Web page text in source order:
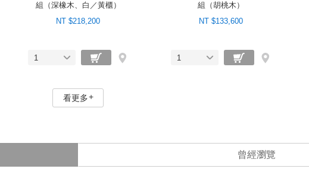
組（深橡木、白／黃櫃）
NT $218,200
1
組（胡桃木）
NT $133,600
1
看更多
曾經瀏覽